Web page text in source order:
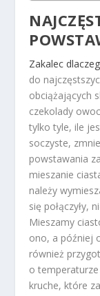
Zakalec
do
obciążających
czekolady
tylko tyle, ile
soczyste,
powstawania
mieszanie
należy
się połączyły,
Mieszamy
ono, a później
również
o
kruche, które